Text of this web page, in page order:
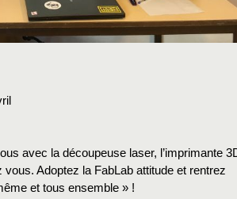
avec la découpeuse laser, l’imprimante
Adoptez la FabLab attitude et rentrez
et tous ensemble » !